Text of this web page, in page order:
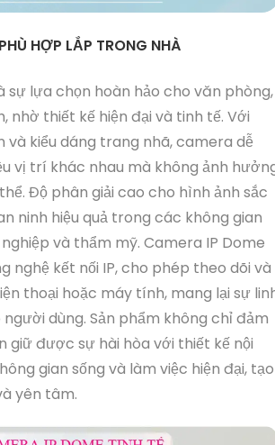
HỢP LẮP TRONG NHÀ
sự lựa chọn hoàn hảo cho văn phòng,
nhờ thiết kế hiện đại và tinh tế. Với
kiểu dáng trang nhã, camera dễ
vị trí khác nhau mà không ảnh
Độ phân giải cao cho hình ảnh sắc
ninh hiệu quả trong các không gian
và thẩm mỹ. Camera IP Dome
kết nối IP, cho phép theo dõi và
thoại hoặc máy tính, mang lại sự
dùng. Sản phẩm không chỉ đảm
giữ được sự hài hòa với thiết kế nội
gian sống và làm việc hiện đại, tạo
yên tâm.